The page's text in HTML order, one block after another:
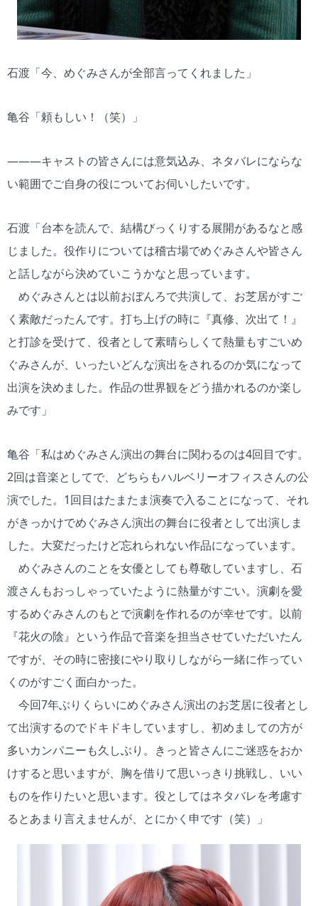
石渡「今、めぐみさんが全部言ってくれました」
亀谷「頼もしい！（笑）」
―――キャストの皆さんには意気込み、ネタバレにならな
い範囲でご自身の役についてお伺いしたいです。
石渡「台本を読んで、結構びっくりする展開があるなと感
じました。役作りについては稽古場でめぐみさんや皆さん
と話しながら決めていこうかなと思っています。
めぐみさんとは以前おぼんろで共演して、お芝居がすご
く素敵だったんです。打ち上げの時に『真修、次出て！』
と打診を受けて、役者として素晴らしくて熱量もすごいめ
ぐみさんが、いったいどんな演出をされるのか気になって
出演を決めました。作品の世界観をどう描かれるのか楽し
みです」
亀谷「私はめぐみさん演出の舞台に関わるのは4回目です。
2回は音楽としてで、どちらもハルベリーオフィスさんの公
演でした。1回目はたまたま演奏で入ることになって、それ
がきっかけでめぐみさん演出の舞台に役者として出演しま
した。大変だったけど忘れられない作品になっています。
めぐみさんのことを女優としても尊敬していますし、石
渡さんもおっしゃっていたように熱量がすごい。演劇を愛
するめぐみさんのもとで演劇を作れるのが幸せです。以前
『花火の陰』という作品で音楽を担当させていただいたん
ですが、その時に密接にやり取りしながら一緒に作ってい
くのがすごく面白かった。
今回7年ぶりくらいにめぐみさん演出のお芝居に役者とし
て出演するのでドキドキしていますし、初めましての方が
多いカンパニーも久しぶり。きっと皆さんにご迷惑をおか
けすると思いますが、胸を借りて思いっきり挑戦し、いい
ものを作りたいと思います。役としてはネタバレを考慮す
るとあまり言えませんが、とにかく申です（笑）」